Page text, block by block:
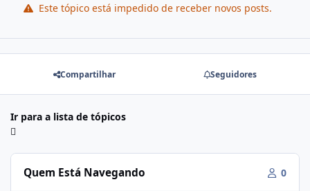
Este tópico está impedido de receber novos posts.
Compartilhar Seguidores
Ir para a lista de tópicos
Quem Está Navegando 0